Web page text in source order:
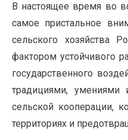
В настоящее время во
самое пристальное
сельского хозяйства
фактором устойчивого
государственного
традициями, умениями
сельской кооперации,
территориях и